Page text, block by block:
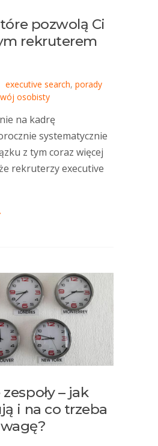
pozwolą Ci
rekruterem
executive search, porady
osobisty
na kadrę
systematycznie
z tym coraz więcej
rekruterzy executive
– jak
i na co trzeba